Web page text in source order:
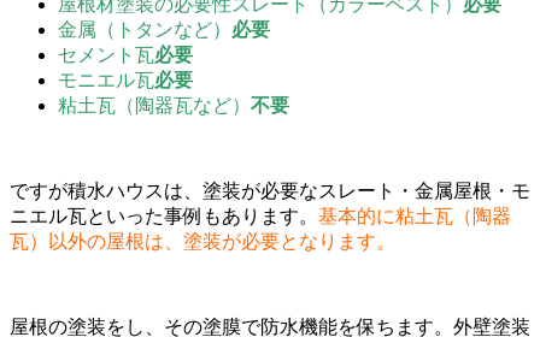
屋根材塗装の必要性スレート（カラーベスト） 必要
金属（トタンなど） 必要
セメント瓦必要
モニエル瓦必要
粘土瓦（陶器瓦など） 不要
ですが積水ハウスは、塗装が必要なスレート・金属屋根・モ
ニエル瓦といった事例もあります。 基本的に粘土瓦（陶器
瓦）以外の屋根は、塗装が必要となります。
屋根の塗装をし、その塗膜で防水機能を保ちます。外壁塗装